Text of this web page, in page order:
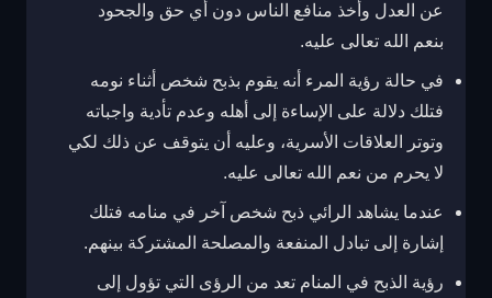
عن العدل وأخذ منافع الناس دون أي حق والجحود
بنعم الله تعالى عليه.
في حالة رؤية المرء أنه يقوم بذبح شخص أثناء نومه
فتلك دلالة على الإساءة إلى أهله وعدم تأدية واجباته
وتوتر العلاقات الأسرية، وعليه أن يتوقف عن ذلك لكي
لا يحرم من نعم الله تعالى عليه.
عندما يشاهد الرائي ذبح شخص آخر في منامه فتلك
إشارة إلى تبادل المنفعة والمصلحة المشتركة بينهم.
رؤية الذبح في المنام تعد من الرؤى التي تؤول إلى